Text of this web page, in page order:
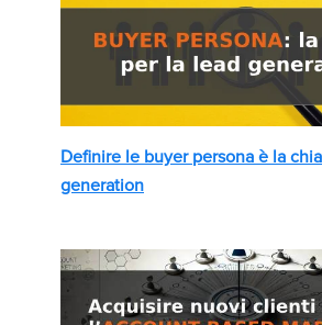
Definire le buyer persona è la
generation